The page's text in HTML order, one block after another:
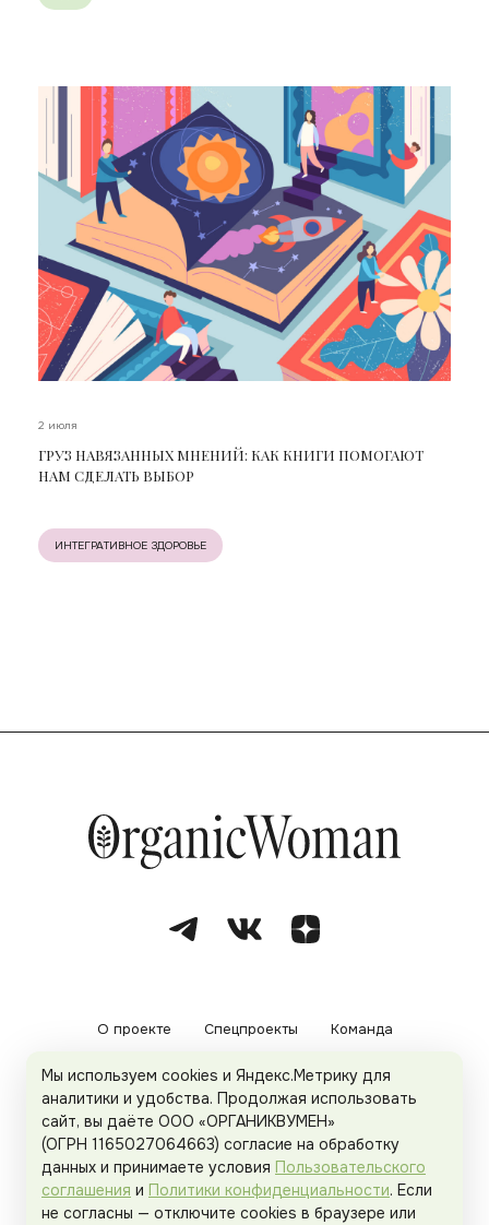
2 июля
ГРУЗ НАВЯЗАННЫХ МНЕНИЙ: КАК КНИГИ ПОМОГАЮТ
НАМ СДЕЛАТЬ ВЫБОР
ИНТЕГРАТИВНОЕ ЗДОРОВЬЕ
О проекте Спецпроекты Команда
Рекламодателям Политика конфиденциальности
Пользовательское соглашение
Мы используем cookies и Яндекс.Метрику для
аналитики и удобства. Продолжая использовать
сайт, вы даёте ООО «ОРГАНИКВУМЕН»
(ОГРН 1165027064663) согласие на обработку
данных и принимаете условия Пользовательского
соглашения и Политики конфиденциальности. Если
не согласны — отключите cookies в браузере или